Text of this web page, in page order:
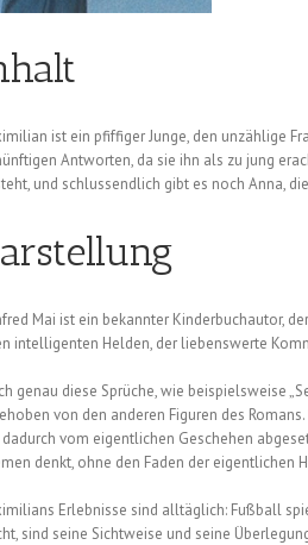
ist ein pfiffiger Junge, den unzählige
Antworten, da sie ihn als zu jung
und schlussendlich gibt es noch Anna,
Mai ist ein bekannter Kinderbuchautor,
intelligenten Helden, der liebenswerte
genau diese Sprüche, wie beispielsweise
von den anderen Figuren des
dadurch vom eigentlichen Geschehen
denkt, ohne den Faden der eigentlichen
Erlebnisse sind alltäglich: Fußball
sind seine Sichtweise und seine